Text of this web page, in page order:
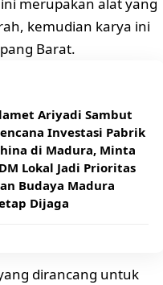
kemudian karya ini
Barat.
Ariyadi Sambut
Investasi Pabrik
di Madura, Minta
Lokal Jadi Prioritas
Budaya Madura
Dijaga
dirancang untuk